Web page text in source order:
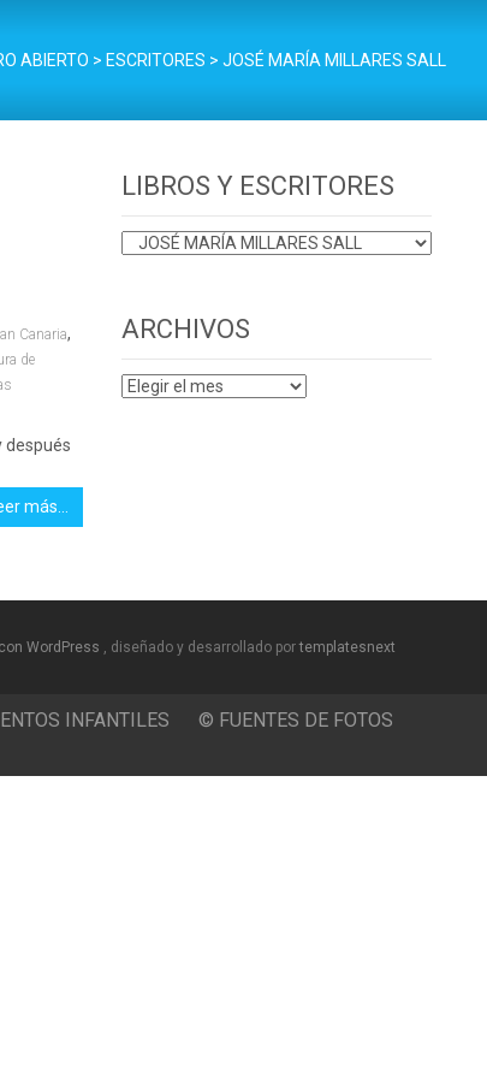
ABIERTO > ESCRITORES >JOSÉ MARÍA MILLARES SALL
Canaria,
de
después
más…
LIBROS Y ESCRITORES
LIBROS
ARCHIVOS
ARCHIVOS
WordPress , diseñado y desarrollado portemplatesnext
INFANTILES
© FUENTES DE FOTOS